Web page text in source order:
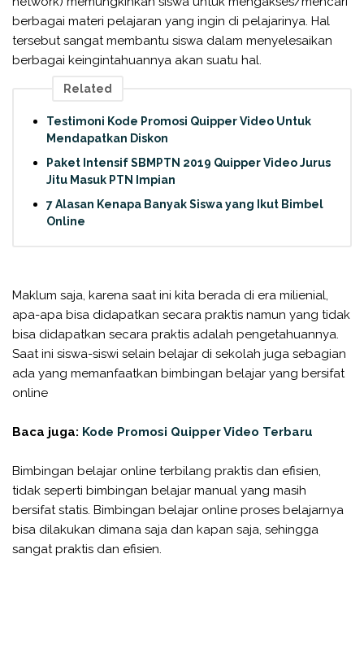
berbagai materi pelajaran yang ingin di pelajarinya. Hal
tersebut sangat membantu siswa dalam menyelesaikan
berbagai keingintahuannya akan suatu hal.
Related
Testimoni Kode Promosi Quipper Video Untuk
Mendapatkan Diskon
Paket Intensif SBMPTN 2019 Quipper Video Jurus
Jitu Masuk PTN Impian
7 Alasan Kenapa Banyak Siswa yang Ikut Bimbel
Online
Maklum saja, karena saat ini kita berada di era milienial,
apa-apa bisa didapatkan secara praktis namun yang tidak
bisa didapatkan secara praktis adalah pengetahuannya.
Saat ini siswa-siswi selain belajar di sekolah juga sebagian
ada yang memanfaatkan bimbingan belajar yang bersifat
online
Baca juga: Kode Promosi Quipper Video Terbaru
Bimbingan belajar online terbilang praktis dan efisien,
tidak seperti bimbingan belajar manual yang masih
bersifat statis. Bimbingan belajar online proses belajarnya
bisa dilakukan dimana saja dan kapan saja, sehingga
sangat praktis dan efisien.